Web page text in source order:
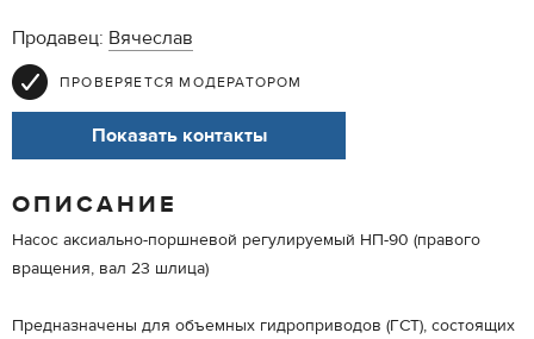
Продавец: Вячеслав
ПРОВЕРЯЕТСЯ МОДЕРАТОРОМ
Показать контакты
ОПИСАНИЕ
Насос аксиально-поршневой регулируемый НП-90 (правого
вращения, вал 23 шлица)
Предназначены для объемных гидроприводов (ГСТ), состоящих